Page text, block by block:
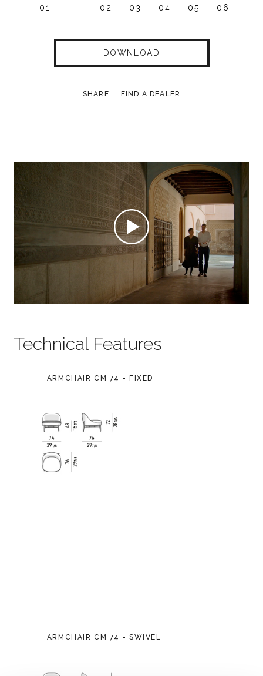
01 02 03 04 05 06
DOWNLOAD
SHARE FIND A DEALER
Technical Features
ARMCHAIR CM 74 - FIXED
ARMCHAIR CM 74 - SWIVEL